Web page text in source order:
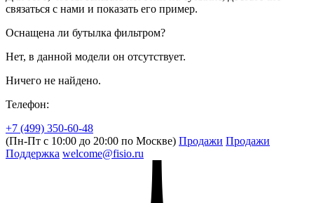
связаться с нами и показать его пример.
Оснащена ли бутылка фильтром?
Нет, в данной модели он отсутствует.
Ничего не найдено.
Телефон:
+7 (499) 350-60-48
(Пн-Пт с 10:00 до 20:00 по Москве) Продажи Продажи
Поддержка welcome@fisio.ru